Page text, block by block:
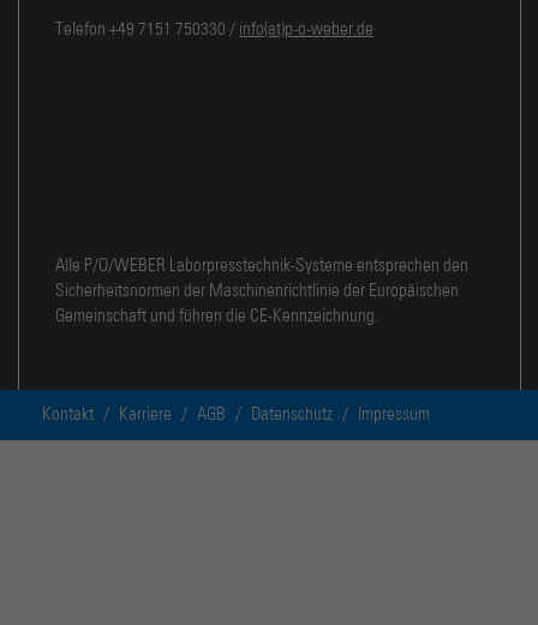
Telefon +49 7151 750330 / info(at)p-o-weber.de
Alle P/O/WEBER Laborpresstechnik-Systeme entsprechen den
Sicherheitsnormen der Maschinenrichtlinie der Europäischen
Gemeinschaft und führen die CE-Kennzeichnung.
Kontakt / Karriere / AGB / Datenschutz / Impressum